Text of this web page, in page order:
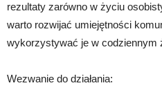
rezultaty zarówno w życiu
warto rozwijać umiejętności
wykorzystywać je w codziennym
Wezwanie do działania: